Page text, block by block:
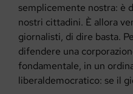
semplicemente nostra: è
nostri cittadini. È allora
giornalisti, di dire basta.
difendere una
fondamentale, in un
liberaldemocratico: se il